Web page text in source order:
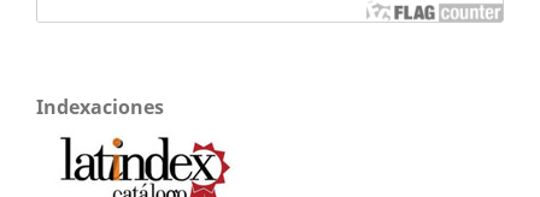
Indexaciones